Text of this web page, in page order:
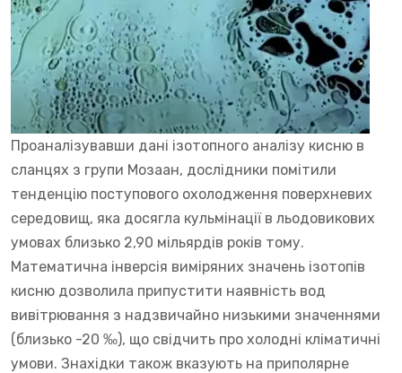
Проаналізувавши дані ізотопного аналізу кисню в
сланцях з групи Мозаан, дослідники помітили
тенденцію поступового охолодження поверхневих
середовищ, яка досягла кульмінації в льодовикових
умовах близько 2,90 мільярдів років тому.
Математична інверсія виміряних значень ізотопів
кисню дозволила припустити наявність вод
вивітрювання з надзвичайно низькими значеннями
(близько -20 ‰), що свідчить про холодні кліматичні
умови. Знахідки також вказують на приполярне